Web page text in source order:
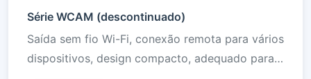
Série WCAM (descontinuado)
Saída sem fio Wi-Fi, conexão remota para vários
dispositivos, design compacto, adequado para